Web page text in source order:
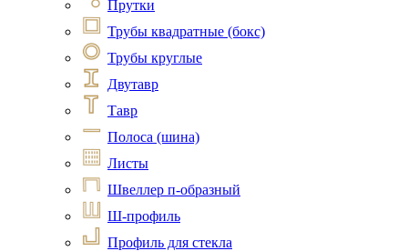
Прутки
Трубы квадратные (бокс)
Трубы круглые
Двутавр
Тавр
Полоса (шина)
Листы
Швеллер п-образный
Ш-профиль
Профиль для стекла